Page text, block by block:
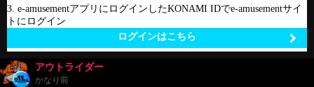
3. e-amusementアプリにログインしたKONAMI IDでe-amusementサイ
トにログイン
ログインはこちら
アウトライダー
かなり前